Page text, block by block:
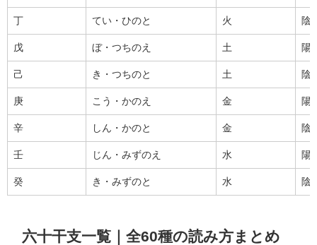
丁 てい・ひのと 火 陰
戊 ぼ・つちのえ 土 陽
己 き・つちのと 土 陰
庚 こう・かのえ 金 陽
辛 しん・かのと 金 陰
壬 じん・みずのえ 水 陽
癸 き・みずのと 水 陰
六十干支一覧｜全60種の読み方まとめ